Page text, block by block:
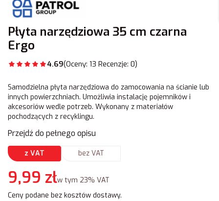
Płyta narzędziowa 35 cm czarna
Ergo
4.69(Oceny: 13 Recenzje: 0)
Samodzielna płyta narzędziowa do zamocowania na ścianie lub
innych powierzchniach. Umożliwia instalację pojemników i
akcesoriów wedle potrzeb. Wykonany z materiałów
pochodzących z recyklingu.
Przejdź do pełnego opisu
z VAT bez VAT
Cena
9,99 złw tym 23% VAT
w tym 23% VAT
Ceny podane bez kosztów dostawy.